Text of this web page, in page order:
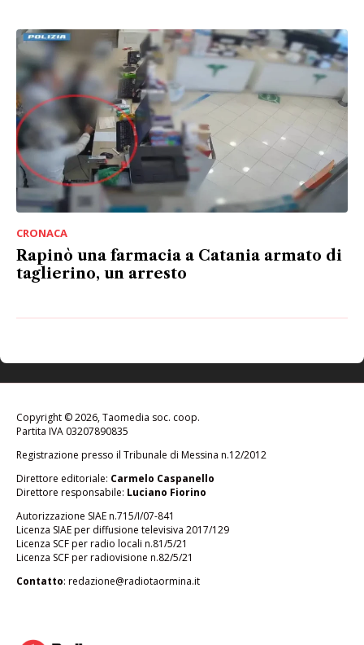
CRONACA
Rapinò una farmacia a Catania armato di
taglierino, un arresto
Copyright © 2026, Taomedia soc. coop.
Partita IVA 03207890835
Registrazione presso il Tribunale di Messina n.12/2012
Direttore editoriale: Carmelo Caspanello
Direttore responsabile: Luciano Fiorino
Autorizzazione SIAE n.715/I/07-841
Licenza SIAE per diffusione televisiva 2017/129
Licenza SCF per radio locali n.81/5/21
Licenza SCF per radiovisione n.82/5/21
Contatto: redazione@radiotaormina.it